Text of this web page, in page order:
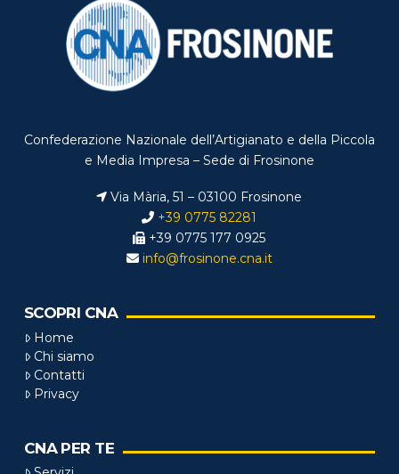
Confederazione Nazionale dell’Artigianato e della Piccola
e Media Impresa – Sede di Frosinone
Via Mària, 51 – 03100 Frosinone
+39 0775 82281
+39 0775 177 0925
info@frosinone.cna.it
SCOPRI CNA
Home
Chi siamo
Contatti
Privacy
CNA PER TE